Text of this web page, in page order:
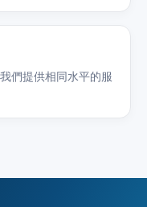
們提供相同水平的服